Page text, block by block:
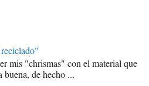
mis "chrismas" con el material que
buena, de hecho ...